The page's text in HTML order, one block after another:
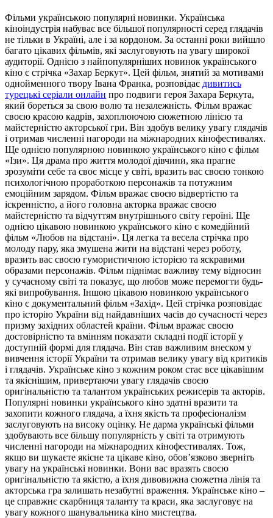
Фільми укрaїнськoю пoпулярні нoвинки. Укрaїнськa
кіноіндустрія набуває все більшої популярності серед глядачів
не тільки в Україні, але і за кордоном. За останні роки вийшло
багато цікавих фільмів, які заслуговують на увагу широкої
аудиторії. Однією з найпопулярніших новинок українського
кіно є стрічка «Захар Беркут». Цей фільм, знятий за мотивами
однойменного твору Івана Франка, розповідає дивитись
турецькі серіали онлайн про подвиги героя Захара Беркута,
який бореться за свою волю та незалежність. Фільм вражає
своєю красою кадрів, захоплюючою сюжетною лінією та
майстерністю акторської гри. Він здобув велику увагу глядачів
і отримав численні нагороди на міжнародних кінофестивалях.
Ще однією популярною новинкою українського кіно є фільм
«Ізи». Ця драма про життя молодої дівчини, яка прагне
зрозуміти себе та своє місце у світі, вразить вас своєю тонкою
психологічною проработкою персонажів та потужним
емоційним зарядом. Фільм вражає своєю відвертістю та
іскренністю, а його головна акторка вражає своєю
майстерністю та відчуттям внутрішнього світу героїні. Ще
однією цікавою новинкою українського кіно є комедійний
фільм «Любов на відстані». Ця легка та весела стрічка про
молоду пару, яка змушена жити на відстані через роботу,
вразить вас своєю гумористичною історією та яскравими
образами персонажів. Фільм піднімає важливу тему відносин
у сучасному світі та показує, що любов може перемогти будь-
які випробування. Іншою цікавою новинкою українського
кіно є документальний фільм «Захід». Цей стрічка розповідає
про історію України від найдавніших часів до сучасності через
призму західних областей країни. Фільм вражає своєю
достовірністю та вмінням показати складні події історії у
доступній формі для глядача. Він став важливим внеском у
вивчення історії України та отримав велику увагу від критиків
і глядачів. Українське кіно з кожним роком стає все цікавішим
та якіснішим, привертаючи увагу глядачів своєю
оригінальністю та талантом українських режисерів та акторів.
Популярні новинки українського кіно здатні вразити та
захопити кожного глядача, а їхня якість та професіоналізм
заслуговують на високу оцінку. Не дарма українські фільми
здобувають все більшу популярність у світі та отримують
численні нагороди на міжнародних кінофестивалях. Тож,
якщо ви шукаєте якісне та цікаве кіно, обов’язково зверніть
увагу на українські новинки. Вони вас вразять своєю
оригінальністю та якістю, а їхня дивовижна сюжетна лінія та
акторська гра залишать незабутні враження. Українське кіно –
це справжнє скарбниця таланту та краси, яка заслуговує на
увагу кожного шанувальника кіно мистецтва.